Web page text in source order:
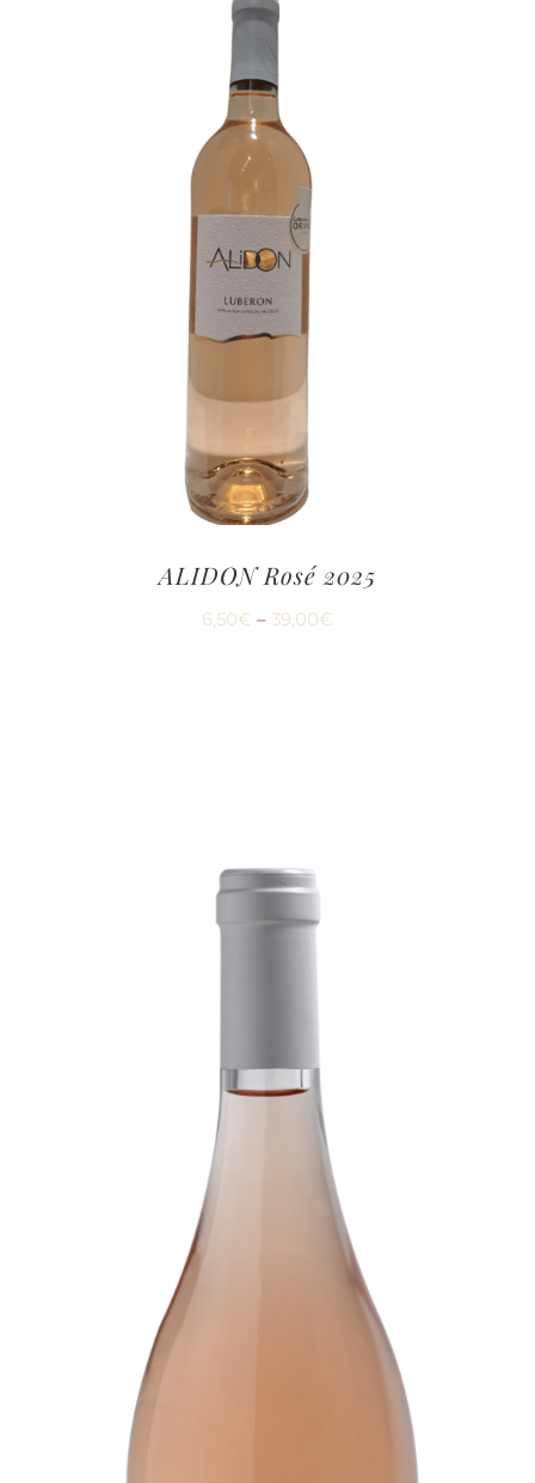
ALIDON Rosé 2025
6,50€ – 39,00€